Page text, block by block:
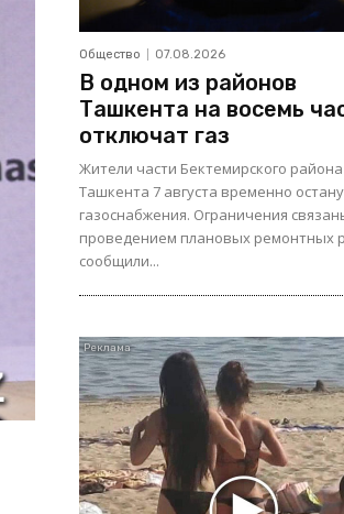
Общество 07.08.2026
В одном из районов
Ташкента на восемь
отключат газ
Жители части Бектемирского района
Ташкента 7 августа временно
газоснабжения. Ограничения
проведением плановых ремонтных
сообщили...